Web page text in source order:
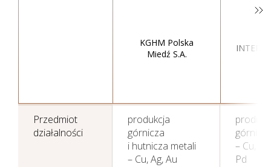
Działania w sferze
społecznych
KGHM Polska
Miedź S.A.
Przedmiot
działalności
produkcja
górnicza
i hutnicza metali
– Cu, Ag, Au
– Cu,
Pd